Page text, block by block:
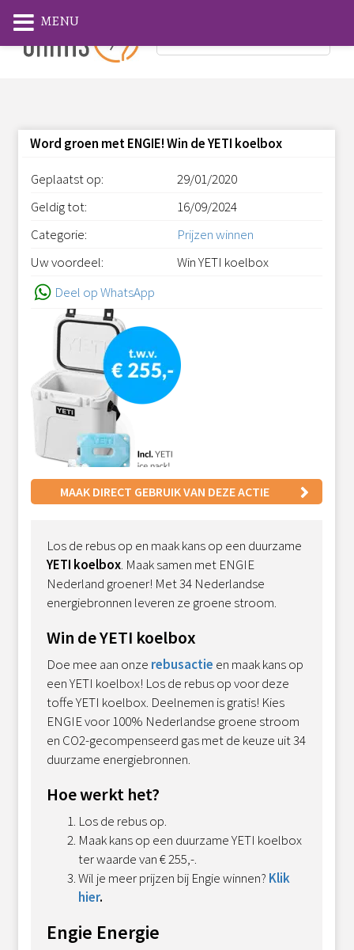
Word groen met ENGIE! Win de YETI koelbox
Geplaatst op:
29/01/2020
Geldig tot:
16/09/2024
Categorie:
Prijzen winnen
Uw voordeel:
Win YETI koelbox
Deel op WhatsApp
MAAK DIRECT GEBRUIK VAN DEZE ACTIE
Los de rebus op en maak kans op een duurzame
YETI koelbox. Maak samen met ENGIE
Nederland groener! Met 34 Nederlandse
energiebronnen leveren ze groene stroom.
Win de YETI koelbox
Doe mee aan onze rebusactie en maak kans op
een YETI koelbox! Los de rebus op voor deze
toffe YETI koelbox. Deelnemen is gratis! Kies
ENGIE voor 100% Nederlandse groene stroom
en CO2-gecompenseerd gas met de keuze uit 34
duurzame energiebronnen.
Hoe werkt het?
Los de rebus op.
Maak kans op een duurzame YETI koelbox
ter waarde van € 255,-.
Wil je meer prijzen bij Engie winnen? Klik
hier.
Engie Energie
MENU